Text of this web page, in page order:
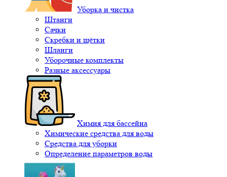
Уборка и чистка
Штанги
Сачки
Скребки и щётки
Шланги
Уборочные комплекты
Разные аксессуары
Химия для бассейна
Химические средства для воды
Средства для уборки
Определение параметров воды